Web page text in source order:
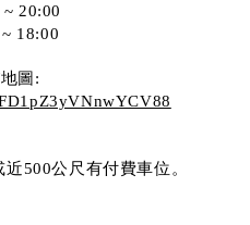
20:00
18:00
圖:
近500公尺有付費車位。